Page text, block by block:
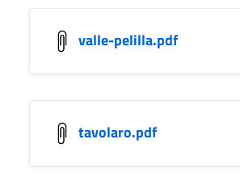
valle-pelilla.pdf
tavolaro.pdf